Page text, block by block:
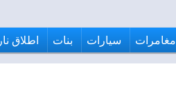
مغامرات سيارات بنات اطلاق نار